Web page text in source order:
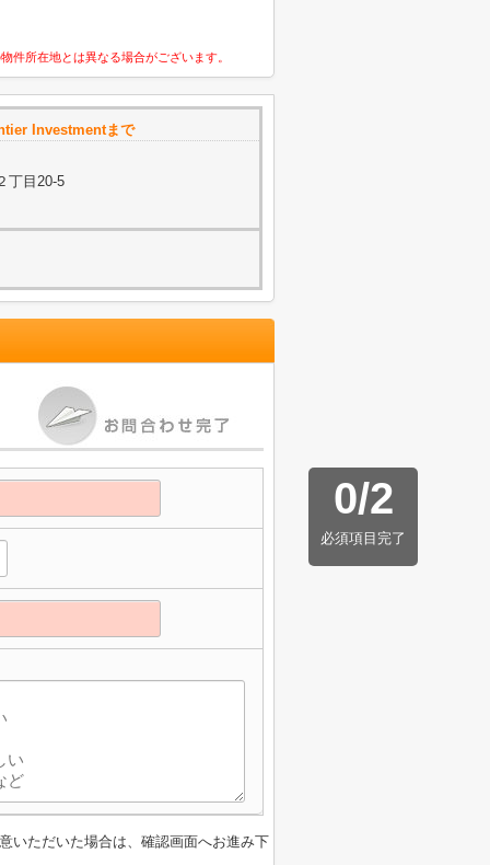
件所在地とは異なる場合がございます。
Investmentまで
丁目20-5
0/2
必須項目完了
いただいた場合は、確認画面へお進み下